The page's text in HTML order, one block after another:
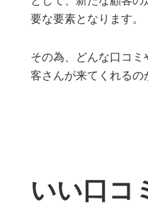
要な要素となります。
その為、どんな口コ
客さんが来てくれるの
いい口コ